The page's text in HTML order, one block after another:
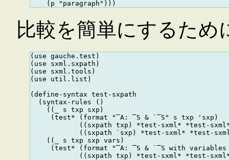
比較を簡単にするた
(use gauche.test)
(use sxml.sxpath)
(use sxml.tools)
(use util.list)
(define-syntax test-sxpath
  (syntax-rules ()
    ((_ s txp sxp)
     (test* (format "‾A: ‾S & `‾S" s txp 'sxp)
((sxpath txp) *test-sxml* *test-
((sxpath `sxp) *test-sxml* *test-
    ((_ s txp sxp vars)
(test* (format "‾A: ‾S & `‾S with
((sxpath txp) *test-sxml* *test-